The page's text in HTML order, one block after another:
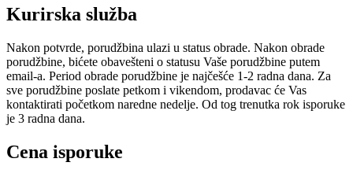
Kurirska služba
Nakon potvrde, porudžbina ulazi u status obrade. Nakon obrade
porudžbine, bićete obavešteni o statusu Vaše porudžbine putem
email-a. Period obrade porudžbine je najčešće 1-2 radna dana. Za
sve porudžbine poslate petkom i vikendom, prodavac će Vas
kontaktirati početkom naredne nedelje. Od tog trenutka rok isporuke
je 3 radna dana.
Cena isporuke